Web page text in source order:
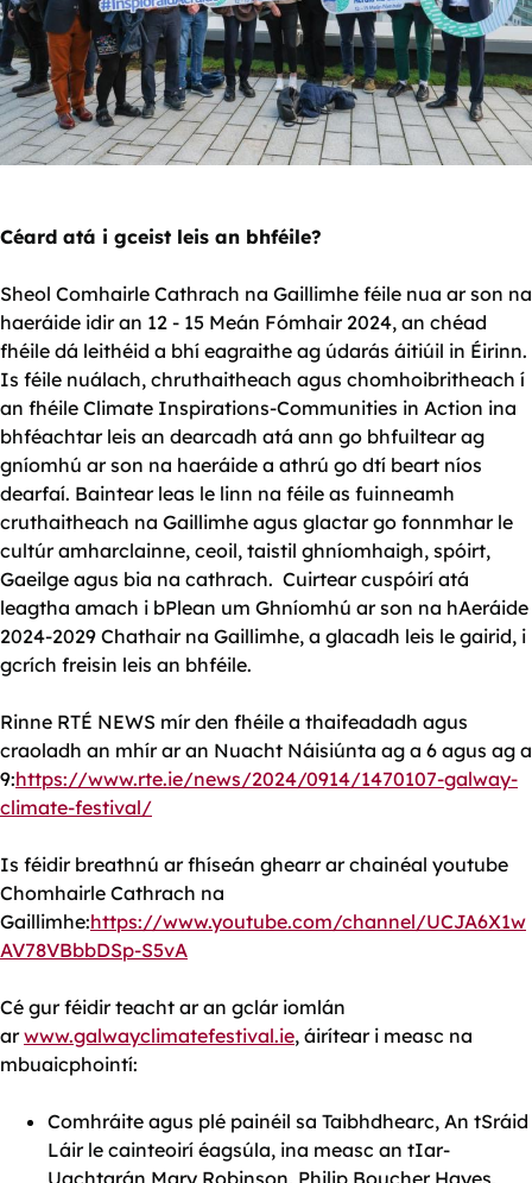
Céard atá i gceist leis an bhféile?
Sheol Comhairle Cathrach na Gaillimhe féile nua ar son na
haeráide idir an 12 - 15 Meán Fómhair 2024, an chéad
fhéile dá leithéid a bhí eagraithe ag údarás áitiúil in Éirinn.
Is féile nuálach, chruthaitheach agus chomhoibritheach í
an fhéile Climate Inspirations-Communities in Action ina
bhféachtar leis an dearcadh atá ann go bhfuiltear ag
gníomhú ar son na haeráide a athrú go dtí beart níos
dearfaí. Baintear leas le linn na féile as fuinneamh
cruthaitheach na Gaillimhe agus glactar go fonnmhar le
cultúr amharclainne, ceoil, taistil ghníomhaigh, spóirt,
Gaeilge agus bia na cathrach. Cuirtear cuspóirí atá
leagtha amach i bPlean um Ghníomhú ar son na hAeráide
2024-2029 Chathair na Gaillimhe, a glacadh leis le gairid, i
gcrích freisin leis an bhféile.
Rinne RTÉ NEWS mír den fhéile a thaifeadadh agus
craoladh an mhír ar an Nuacht Náisiúnta ag a 6 agus ag a
9:https://www.rte.ie/news/2024/0914/1470107-galway-
climate-festival/
Is féidir breathnú ar fhíseán ghearr ar chainéal youtube
Chomhairle Cathrach na
Gaillimhe:https://www.youtube.com/channel/UCJA6X1w
AV78VBbbDSp-S5vA
Cé gur féidir teacht ar an gclár iomlán
arwww.galwayclimatefestival.ie, áirítear i measc na
mbuaicphointí:
Comhráite agus plé painéil sa Taibhdhearc, An tSráid
Láir le cainteoirí éagsúla, ina measc an tIar-
Uachtarán Mary Robinson, Philip Boucher Hayes,